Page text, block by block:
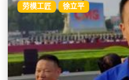
劳模工匠 徐立平